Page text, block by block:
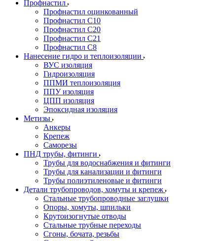
Профнастил
Профнастил оцинкованный
Профнастил С10
Профнастил С20
Профнастил С21
Профнастил С8
Нанесение гидро и теплоизоляции
ВУС изоляция
Гидроизоляция
ППМИ теплоизоляция
ППУ изоляция
ЦПП изоляция
Эпоксидная изоляция
Метизы
Анкеры
Крепеж
Саморезы
ПНД трубы, фитинги
Трубы для водоснабжения и фитинги
Трубы для канализации и фитинги
Трубы полиэтиленовые и фитинги
Детали трубопроводов, хомуты и крепеж
Стальные трубопроводные заглушки
Опоры, хомуты, шпильки
Крутоизогнутые отводы
Стальные трубные переходы
Сгоны, бочата, резьбы